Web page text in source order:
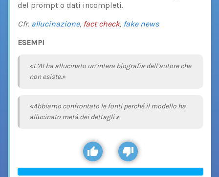
del prompt o dati incompleti.
Cfr. allucinazione, fact check, fake news
ESEMPI
«L’AI ha allucinato un’intera biografia dell’autore che
non esiste.»
«Abbiamo confrontato le fonti perché il modello ha
allucinato metà dei dettagli.»